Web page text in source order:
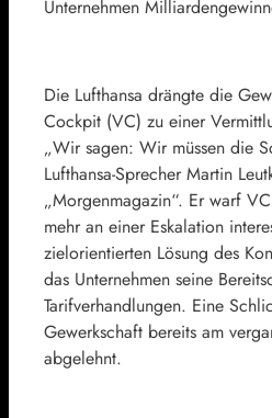
Unternehmen
Die Lufthansa drängte die
Cockpit (VC) zu einer
„Wir sagen: Wir müssen die
Lufthansa-Sprecher Martin
„Morgenmagazin“. Er warf
mehr an einer Eskalation
zielorientierten Lösung des
das Unternehmen seine
Tarifverhandlungen. Eine
Gewerkschaft bereits am
abgelehnt.